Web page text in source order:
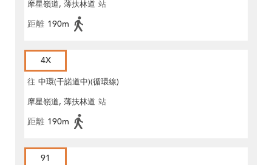
摩星嶺道, 薄扶林道 站
距離 190m
4X
往 中環(干諾道中)(循環線)
摩星嶺道, 薄扶林道 站
距離 190m
91